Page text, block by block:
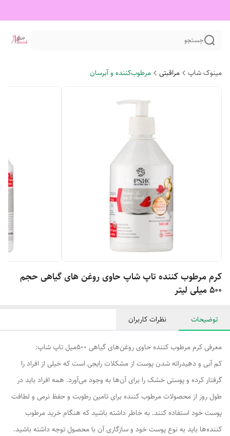
جستجو
مینوک شاپ مراقبتی مرطوب‌کننده و آبرسان
کرم مرطوب کننده تاپ شاپ حاوی روغن های گیاهی حجم
500 میلی لیتر
توضیحات نظرات کاربران
معرفی کرم مرطوب کننده حاوی روغن‌های گیاهی 500میل تاپ شاپ:
کم‌ آبی و دهیدراته شدن پوست از مشکلات رایجی است که خیلی از افراد را
گرفتار کرده و پوستی خشک را برای آن‌ها به وجود می‌آورد. همه افراد باید در
طول روز از محصولات مرطوب کننده برای تامین رطوبت و حفظ نرمی و لطافت
پوست خود استفاده کنند. به خاطر داشته باشید که هنگام خرید مرطوب
کننده‌ها باید به نوع پوست خود و سازگاری آن با محصول توجه داشته باشید.